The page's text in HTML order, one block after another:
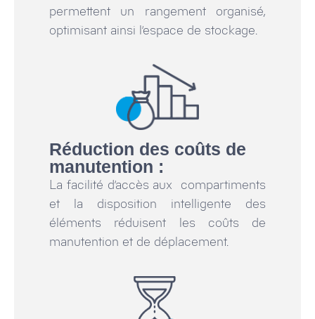
permettent un rangement organisé,
optimisant ainsi l’espace de stockage.
Réduction des coûts de
manutention :
La facilité d’accès aux compartiments
et la disposition intelligente des
éléments réduisent les coûts de
manutention et de déplacement.